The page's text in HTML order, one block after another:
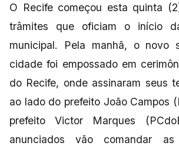
O Recife começou esta quinta
trâmites que oficiam o início
municipal. Pela manhã, o novo
cidade foi empossado em
do Recife, onde assinaram seus
ao lado do prefeito João Campos
prefeito Victor Marques
anunciados vão comandar